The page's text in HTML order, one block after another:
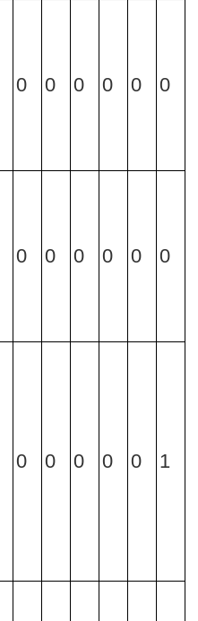
0 0 0 0 0 0
0 0 0 0 0 0
0 0 0 0 0 1